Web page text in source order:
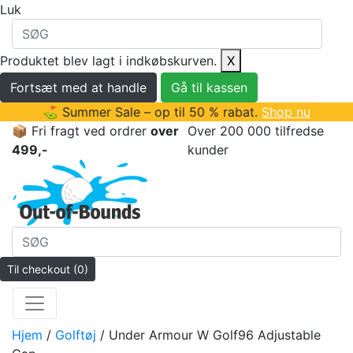
Luk
Produktet blev lagt i indkøbskurven.
X
Fortsæt med at handle
Gå til kassen
⛳ Summer Sale – op til 50 % rabat. Shop nu
📦 Fri fragt ved ordrer over
499,-
Over 200 000 tilfredse
kunder
Til checkout (0)
Hjem / Golftøj / Under Armour W Golf96 Adjustable